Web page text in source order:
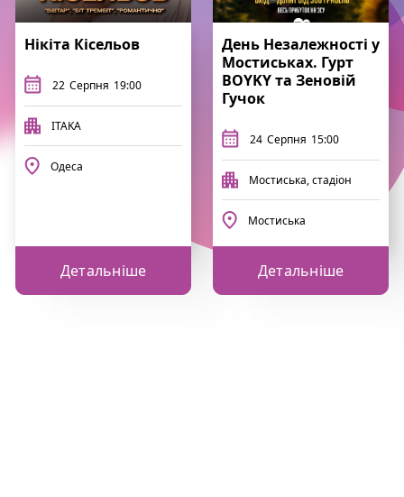
Нікіта Кісельов
22 Серпня 19:00
ITAKA
Одеса
Детальніше
День Незалежності у
Мостиськах. Гурт
BOYKY та Зеновій
Гучок
24 Серпня 15:00
Мостиська, стадіон
Мостиська
Детальніше